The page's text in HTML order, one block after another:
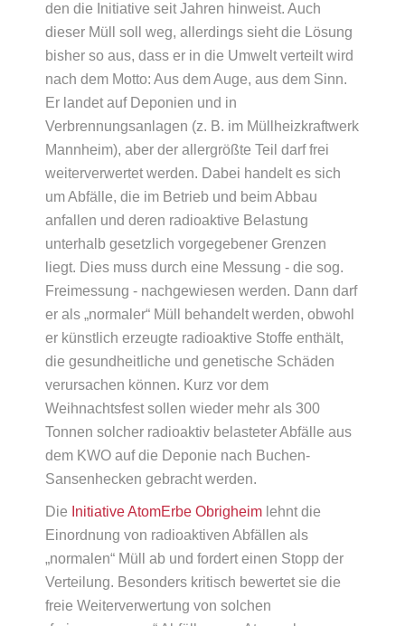
den die Initiative seit Jahren hinweist. Auch
dieser Müll soll weg, allerdings sieht die Lösung
bisher so aus, dass er in die Umwelt verteilt wird
nach dem Motto: Aus dem Auge, aus dem Sinn.
Er landet auf Deponien und in
Verbrennungsanlagen (z. B. im Müllheizkraftwerk
Mannheim), aber der allergrößte Teil darf frei
weiterverwertet werden. Dabei handelt es sich
um Abfälle, die im Betrieb und beim Abbau
anfallen und deren radioaktive Belastung
unterhalb gesetzlich vorgegebener Grenzen
liegt. Dies muss durch eine Messung - die sog.
Freimessung - nachgewiesen werden. Dann darf
er als „normaler“ Müll behandelt werden, obwohl
er künstlich erzeugte radioaktive Stoffe enthält,
die gesundheitliche und genetische Schäden
verursachen können. Kurz vor dem
Weihnachtsfest sollen wieder mehr als 300
Tonnen solcher radioaktiv belasteter Abfälle aus
dem KWO auf die Deponie nach Buchen-
Sansenhecken gebracht werden.
Die Initiative AtomErbe Obrigheim lehnt die
Einordnung von radioaktiven Abfällen als
„normalen“ Müll ab und fordert einen Stopp der
Verteilung. Besonders kritisch bewertet sie die
freie Weiterverwertung von solchen